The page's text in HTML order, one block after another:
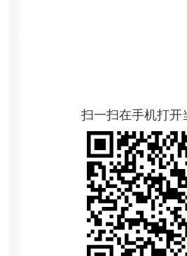
扫一扫在手机打开